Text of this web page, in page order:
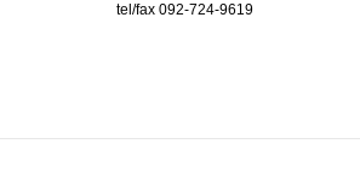
tel/fax 092-724-9619